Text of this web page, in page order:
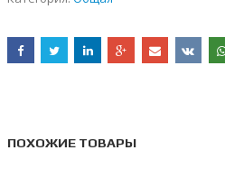
ПОХОЖИЕ ТОВАРЫ